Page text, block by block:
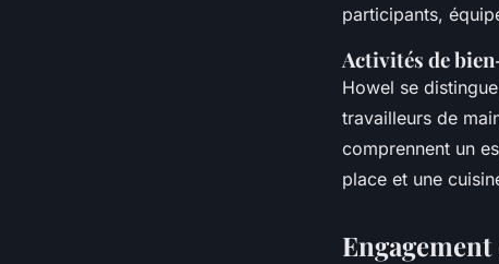
participants,
Activités de
Howel se
travailleurs de
comprennent un
place et une